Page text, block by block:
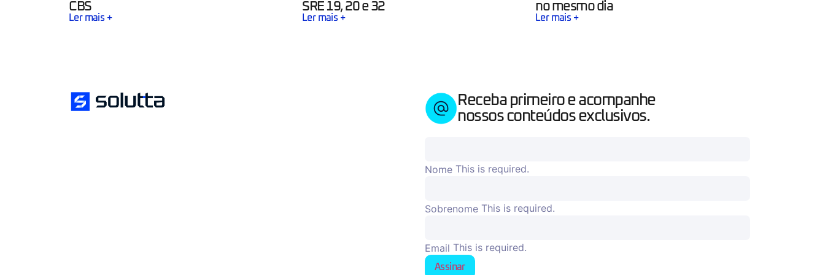
CBS
Ler mais +
SRE 19, 20 e 32
Ler mais +
no mesmo dia
Ler mais +
Receba primeiro e acompanhe
nossos conteúdos exclusivos.
Nome This is required.
Sobrenome This is required.
Email This is required.
Assinar